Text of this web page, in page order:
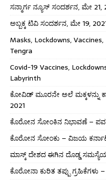
ಸನ್ಮಾರ್ಗ ನ್ಯೂಸ್ ಸಂದರ್ಶನ, ಮೇ 21,
ಅಬ್ಬಕ್ಕ ಟಿವಿ ಸಂದರ್ಶನ, ಮೇ 19,
Masks, Lockdowns,
Tengra
Covid-19 Vaccines,
Labyrinth
ಕೋವಿಡ್ ಮೂರನೇ ಅಲೆ ಮಕ್ಕಳನ್ನು
2021
ಕೊರೋನ ಸೋಂಕಿನ ನಿಭಾವಣೆ –
ಕೊರೋನ ಸೋಂಕು – ವಿಜಯ
ಮಾಸ್ಕ್ ದೇಶದ ಈಗಿನ ದೊಡ್ಡ
ಕೊರೋನಾ ಕುರಿತ ತಪ್ಪು ಗ್ರಹಿಕೆಗಳು –